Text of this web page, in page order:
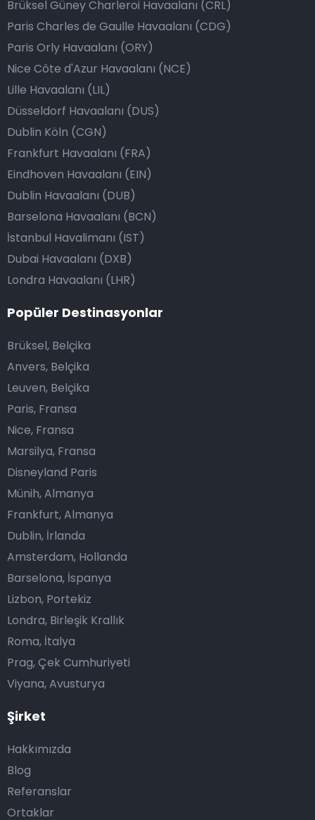
Şirket
Hakkımızda
Blog
Referanslar
Ortaklar
Brüksel Güney Charleroi Havaalanı (CRL)
Paris Charles de Gaulle Havaalanı (CDG)
Paris Orly Havaalanı (ORY)
Nice Côte d'Azur Havaalanı (NCE)
Lille Havaalanı (LIL)
Düsseldorf Havaalanı (DUS)
Dublin Köln (CGN)
Frankfurt Havaalanı (FRA)
Eindhoven Havaalanı (EIN)
Dublin Havaalanı (DUB)
Barselona Havaalanı (BCN)
İstanbul Havalimanı (IST)
Dubai Havaalanı (DXB)
Londra Havaalanı (LHR)
Popüler Destinasyonlar
Brüksel, Belçika
Anvers, Belçika
Leuven, Belçika
Paris, Fransa
Nice, Fransa
Marsilya, Fransa
Disneyland Paris
Münih, Almanya
Frankfurt, Almanya
Dublin, İrlanda
Amsterdam, Hollanda
Barselona, İspanya
Lizbon, Portekiz
Londra, Birleşik Krallık
Roma, İtalya
Prag, Çek Cumhuriyeti
Viyana, Avusturya